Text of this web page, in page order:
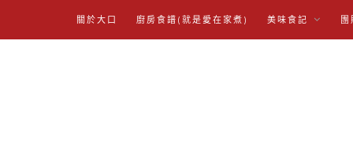
關於大口 廚房食譜(就是愛在家煮) 美味食記